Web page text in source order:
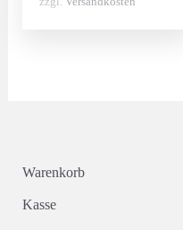
Warenkorb
Kasse